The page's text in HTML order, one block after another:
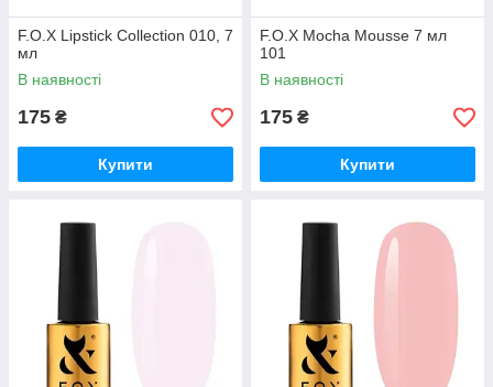
F.O.X Lipstick Collection 010, 7
мл
В наявності
175 ₴
Купити
F.O.X Mocha Mousse 7 мл
101
В наявності
175 ₴
Купити